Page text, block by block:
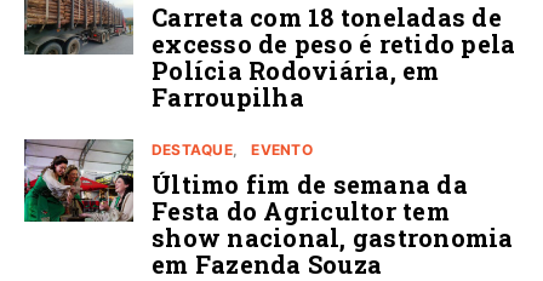
Carreta com 18 toneladas de
excesso de peso é retido pela
Polícia Rodoviária, em
Farroupilha
DESTAQUE EVENTO
Último fim de semana da
Festa do Agricultor tem
show nacional, gastronomia
em Fazenda Souza